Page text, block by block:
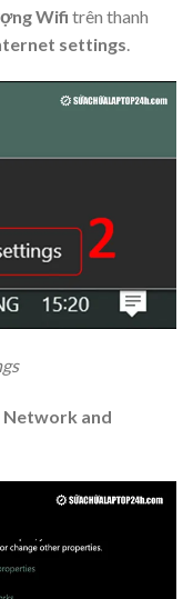
Wifi trên thanh
settings.
Network and